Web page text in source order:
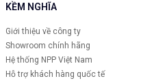
KỀM NGHĨA
Giới thiệu về công ty
Showroom chính hãng
Hệ thống NPP Việt Nam
Hỗ trợ khách hàng quốc tế